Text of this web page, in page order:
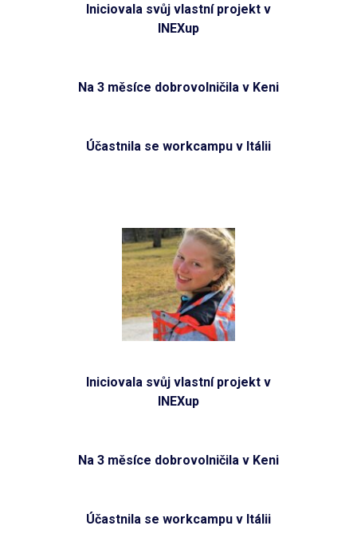
Iniciovala svůj vlastní projekt v
INEXup
Na 3 měsíce dobrovolničila v Keni
Účastnila se workcampu v Itálii
Iniciovala svůj vlastní projekt v
INEXup
Na 3 měsíce dobrovolničila v Keni
Účastnila se workcampu v Itálii